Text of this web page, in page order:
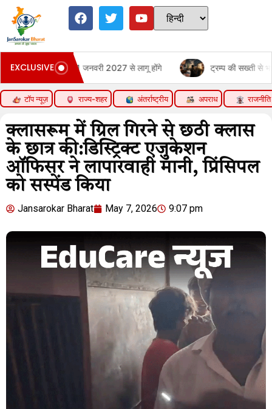
EXCLUSIVE
1 जनवरी 2027 से लागू होंगे ट्रम्प की सख्ती से भारतीय छात्रों का
टॉप न्यूज़ राज्य-शहर अंतर्राष्ट्रीय अपराध राजनीति
क्लासरूम में ग्रिल गिरने से छठी क्लास
के छात्र की:डिस्ट्रिक्ट एजुकेशन
ऑफिसर ने लापारवाही मानी, प्रिंसिपल
को सस्पेंड किया
Jansarokar Bharat May 7, 2026 9:07 pm